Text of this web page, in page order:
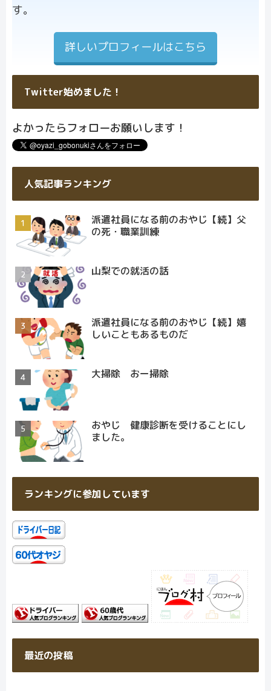
す。
詳しいプロフィールはこちら
Twitter始めました！
よかったらフォローお願いします！
人気記事ランキング
派遣社員になる前のおやじ【続】父
の死・職業訓練
山梨での就活の話
派遣社員になる前のおやじ【続】嬉
しいこともあるものだ
大掃除 おー掃除
おやじ 健康診断を受けることにし
ました。
ランキングに参加しています
最近の投稿